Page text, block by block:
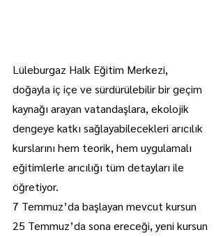
Lüleburgaz Halk Eğitim Merkezi,
doğayla iç içe ve sürdürülebilir bir geçim
kaynağı arayan vatandaşlara, ekolojik
dengeye katkı sağlayabilecekleri arıcılık
kurslarını hem teorik, hem uygulamalı
eğitimlerle arıcılığı tüm detayları ile
öğretiyor.
7 Temmuz’da başlayan mevcut kursun
25 Temmuz’da sona ereceği, yeni kursun